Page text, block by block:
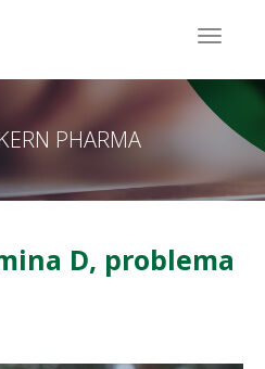
PHARMA
D, problema